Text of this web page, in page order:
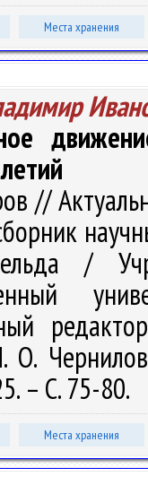
Места хранения
//
/
О.
– С. 75-80.
Места хранения